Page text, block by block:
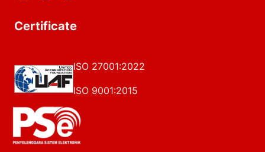
Certificate
ISO 27001:2022
ISO 9001:2015